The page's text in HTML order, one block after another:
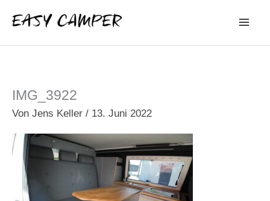
Inhalt
springen
IMG_3922
Von Jens Keller / 13. Juni 2022